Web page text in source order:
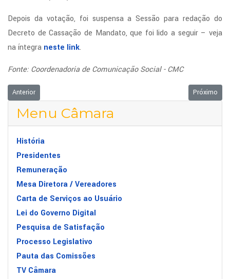
Depois da votação, foi suspensa a Sessão para redação do
Decreto de Cassação de Mandato, que foi lido a seguir – veja
na íntegra neste link.
Fonte: Coordenadoria de Comunicação Social - CMC
Artigo anterior: Audiência Pública define medidas para aumentar
Anterior Próximo
Próximo
Menu Câmara
História
Presidentes
Remuneração
Mesa Diretora / Vereadores
Carta de Serviços ao Usuário
Lei do Governo Digital
Pesquisa de Satisfação
Processo Legislativo
Pauta das Comissões
TV Câmara